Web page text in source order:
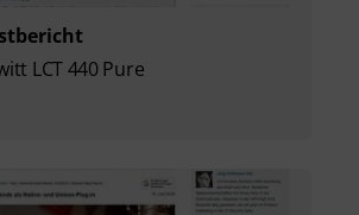
LCT 440 Pure